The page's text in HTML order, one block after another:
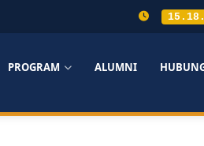
PROGRAM ALUMNI